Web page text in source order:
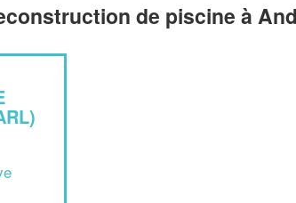
de piscine à